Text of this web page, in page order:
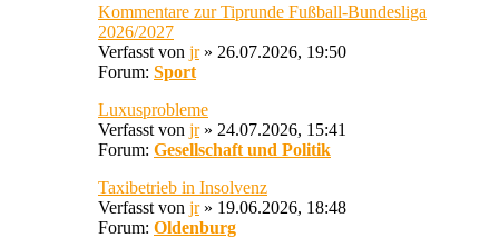
Kommentare zur Tiprunde Fußball-Bundesliga
2026/2027
Verfasst von jr» 26.07.2026, 19:50
Forum: Sport
Luxusprobleme
Verfasst von jr» 24.07.2026, 15:41
Forum: Gesellschaft und Politik
Taxibetrieb in Insolvenz
Verfasst von jr» 19.06.2026, 18:48
Forum: Oldenburg